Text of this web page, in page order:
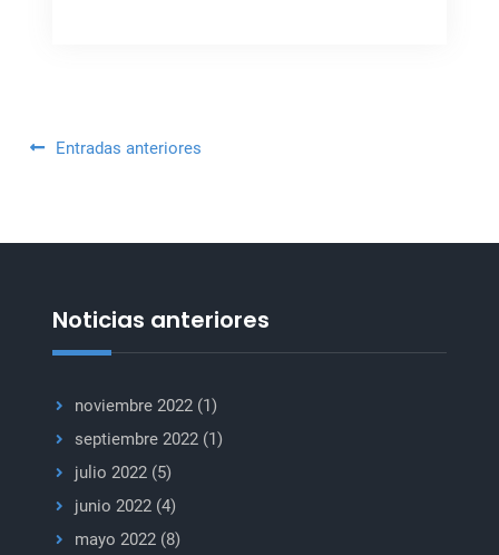
Navegación
Entradas anteriores
Noticias anteriores
noviembre 2022(1)
septiembre 2022(1)
julio 2022(5)
junio 2022(4)
mayo 2022(8)